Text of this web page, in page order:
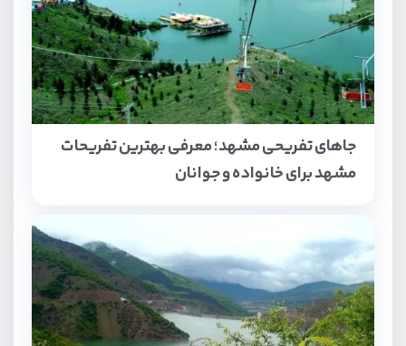
جاهای تفریحی مشهد؛ معرفی بهترین تفریحات
مشهد برای خانواده و جوانان